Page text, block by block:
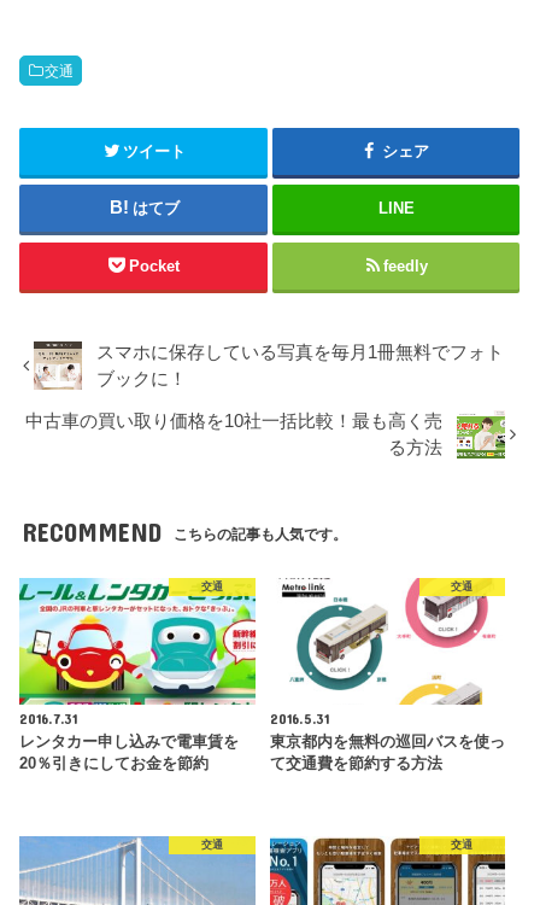
交通
ツイート シェア
はてブ LINE
Pocket feedly
スマホに保存している写真を毎月1冊無料でフォト
ブックに！
中古車の買い取り価格を10社一括比較！最も高く売
る方法
RECOMMEND こちらの記事も人気です。
交通
2016.7.31
レンタカー申し込みで電車賃を
20％引きにしてお金を節約
交通
2016.5.31
東京都内を無料の巡回バスを使っ
て交通費を節約する方法
交通 交通